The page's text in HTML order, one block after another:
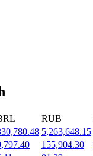
RUB
5,263,648.15
155,904.30